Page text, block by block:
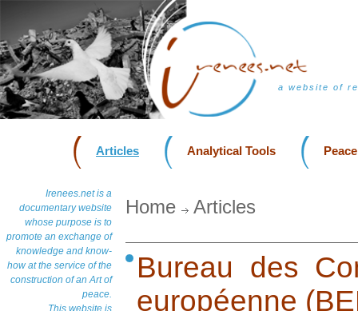
a website of
Articles Analytical Tools
Irenees.net is a
documentary website
whose purpose is to
promote an exchange of
knowledge and know-
how at the service of the
construction of an Art of
peace.
This website is
Home Articles
Bureau des
européenne